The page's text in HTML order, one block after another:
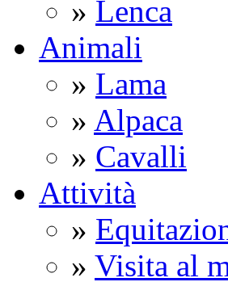
» Lenca
Animali
» Lama
» Alpaca
» Cavalli
Attività
»
» Visita al